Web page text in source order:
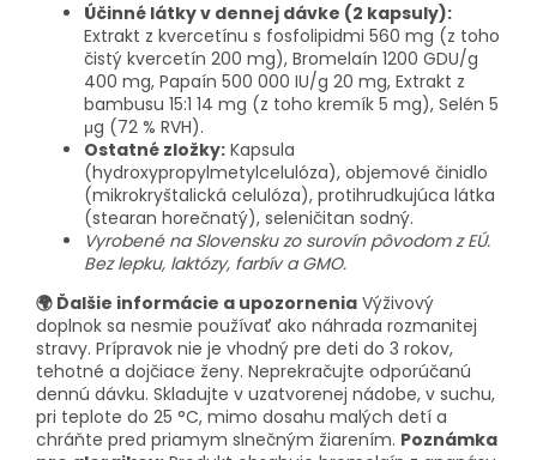
Účinné látky v dennej dávke (2 kapsuly):
Extrakt z kvercetínu s fosfolipidmi 560 mg (z toho
čistý kvercetín 200 mg), Bromelaín 1200 GDU/g
400 mg, Papaín 500 000 IU/g 20 mg, Extrakt z
bambusu 15:1 14 mg (z toho kremík 5 mg), Selén 5
μg (72 % RVH).
Ostatné zložky: Kapsula
(hydroxypropylmetylcelulóza), objemové činidlo
(mikrokryštalická celulóza), protihrudkujúca látka
(stearan horečnatý), seleničitan sodný.
Vyrobené na Slovensku zo surovín pôvodom z EÚ.
Bez lepku, laktózy, farbív a GMO.
🌍 Ďalšie informácie a upozornenia Výživový
doplnok sa nesmie používať ako náhrada rozmanitej
stravy. Prípravok nie je vhodný pre deti do 3 rokov,
tehotné a dojčiace ženy. Neprekračujte odporúčanú
dennú dávku. Skladujte v uzatvorenej nádobe, v suchu,
pri teplote do 25 °C, mimo dosahu malých detí a
chráňte pred priamym slnečným žiarením. Poznámka